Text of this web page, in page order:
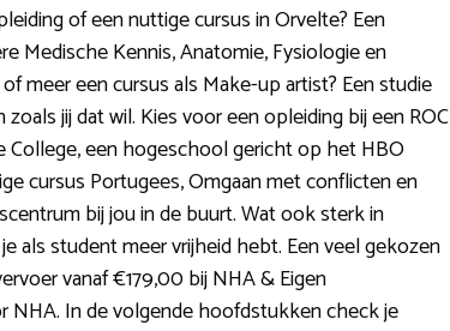
of een nuttige cursus in Orvelte? Een
Medische Kennis, Anatomie, Fysiologie en
meer een cursus als Make-up artist? Een studie
jij dat wil. Kies voor een opleiding bij een ROC
College, een hogeschool gericht op het HBO
cursus Portugees, Omgaan met conflicten en
bij jou in de buurt. Wat ook sterk in
als student meer vrijheid hebt. Een veel gekozen
vanaf €179,00 bij NHA & Eigen
NHA. In de volgende hoofdstukken check je